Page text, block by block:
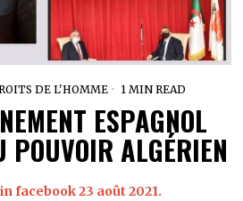
DE L'HOMME 1 MIN READ
ESPAGNOL
POUVOIR ALGÉRIEN
in facebook 23 août 2021.